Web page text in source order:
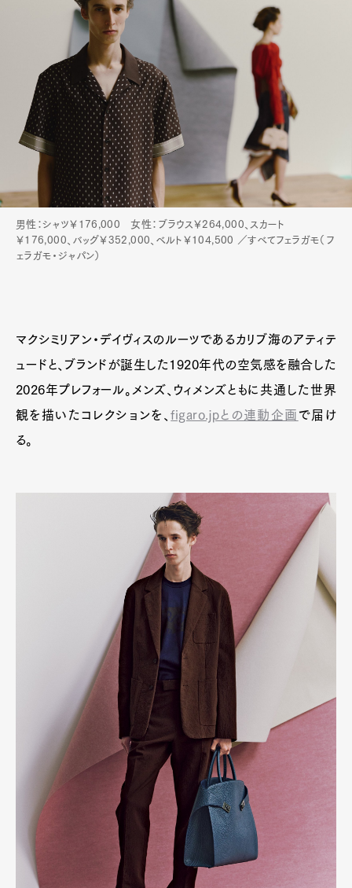
男性：シャツ￥176,000 女性：ブラウス￥264,000、スカート
￥176,000、バッグ￥352,000、ベルト￥104,500 ／すべてフェラガモ（フ
ェラガモ・ジャパン）
マクシミリアン・デイヴィスのルーツであるカリブ海のアティテ
ュードと、ブランドが誕生した1920年代の空気感を融合した
2026年プレフォール。メンズ、ウィメンズともに共通した世界
観を描いたコレクションを、figaro.jpとの連動企画 で届け
る。